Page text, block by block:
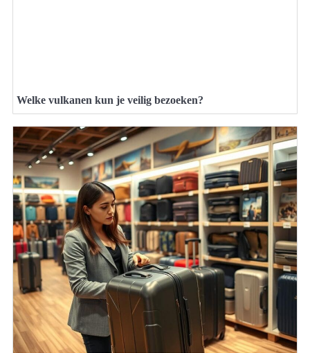
Welke vulkanen kun je veilig bezoeken?